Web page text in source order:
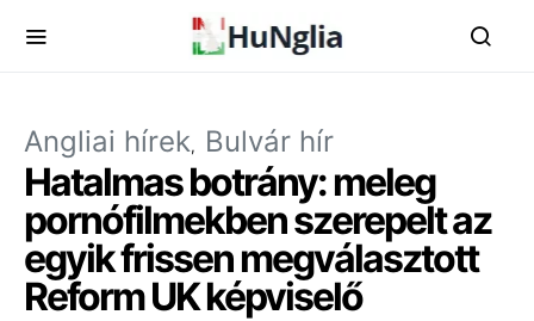
Angliai hírek Bulvár hír
Hatalmas botrány: meleg
pornófilmekben szerepelt az
egyik frissen megválasztott
Reform UK képviselő